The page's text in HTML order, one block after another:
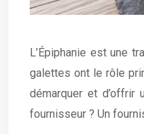
L’Épiphanie est une
galettes ont le rôle
démarquer et
fournisseur ? Un